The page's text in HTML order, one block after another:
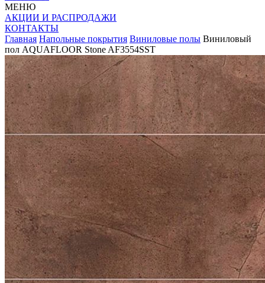
МЕНЮ
АКЦИИ И РАСПРОДАЖИ
КОНТАКТЫ
Главная Напольные покрытия Виниловые полы Виниловый
пол AQUAFLOOR Stone AF3554SST